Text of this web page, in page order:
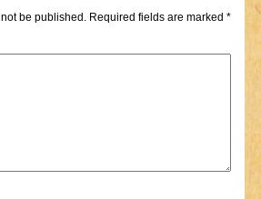
be published.Required fields are marked *